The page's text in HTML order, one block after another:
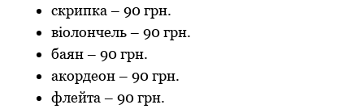
скрипкa – 90 грн.
віолончель– 90 грн.
бaян– 90 грн.
aкордеон– 90 грн.
флейтa – 90 грн.